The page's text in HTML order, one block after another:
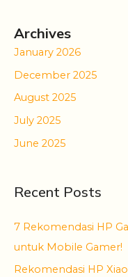
Archives
January 2026
December 2025
August 2025
July 2025
June 2025
Recent Posts
7 Rekomendasi HP
untuk Mobile Gamer!
Rekomendasi HP